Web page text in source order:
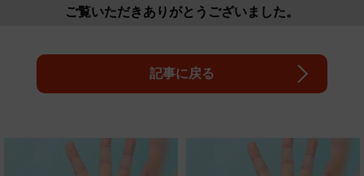
ご覧いただきありがとうございました。
記事に戻る